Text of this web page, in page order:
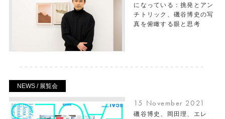
になっている：挑発とアン
チトリック、磯谷博史の写
真を俯瞰する眼と思考
NEWS / 展覧会
15 November 2021
磯谷博史、岡田理、エレ